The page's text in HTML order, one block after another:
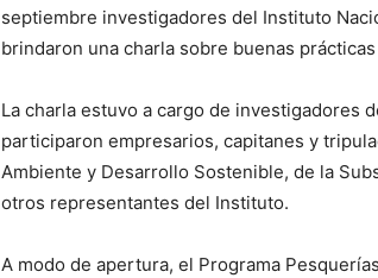
septiembre investigadores del Instituto
brindaron una charla sobre buenas
La charla estuvo a cargo de investigadores
participaron empresarios, capitanes y
Ambiente y Desarrollo Sostenible, de la
otros representantes del Instituto.
A modo de apertura, el Programa